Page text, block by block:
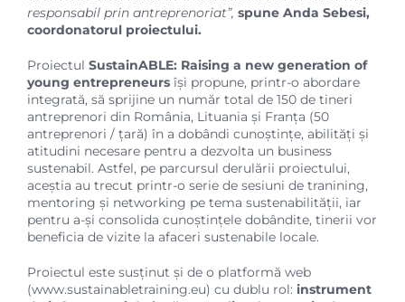
responsabil prin antreprenoriat”, spune Anda Sebesi,
coordonatorul proiectului.
Proiectul SustainABLE: Raising a new generation of
young entrepreneurs își propune, printr-o abordare
integrată, să sprijine un număr total de 150 de tineri
antreprenori din România, Lituania și Franța (50
antreprenori / țară) în a dobândi cunoștințe, abilități și
atitudini necesare pentru a dezvolta un business
sustenabil. Astfel, pe parcursul derulării proiectului,
aceștia au trecut printr-o serie de sesiuni de tranining,
mentoring și networking pe tema sustenabilității, iar
pentru a-și consolida cunoștințele dobândite, tinerii vor
beneficia de vizite la afaceri sustenabile locale.
Proiectul este susținut și de o platformă web
(www.sustainabletraining.eu) cu dublu rol: instrument